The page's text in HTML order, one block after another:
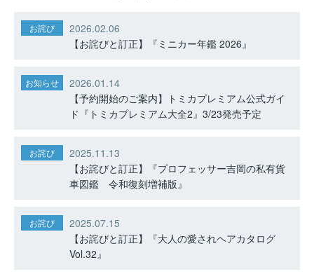
お詫び
2026.02.06
【お詫びと訂正】『ミニカー年鑑 2026』
お知らせ
2026.01.14
【予約開始のご案内】トミカプレミアム公式ガイ
ド『トミカプレミアム大全2』3/23発売予定
お詫び
2025.11.13
【お詫びと訂正】『プロフェッサー吉岡の私有貨
車図鑑 令和復刻増補版』
お詫び
2025.07.15
【お詫びと訂正】『大人の愛されヘアカタログ
Vol.32』